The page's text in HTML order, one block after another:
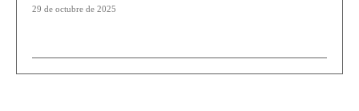
29 de octubre de 2025